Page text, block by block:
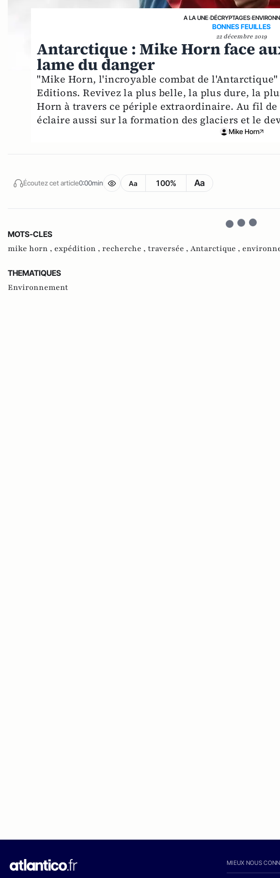
A LA UNE›DÉCRYPTAGES›
BONNES FEUILLES
22 décembre 2019
Antarctique : Mike Horn face
lame du danger
"Mike Horn, l'incroyable combat de l'Antarctique"
Editions. Revivez la plus belle, la plus dure, la
Horn à travers ce périple extraordinaire. Au fil de
éclaire aussi sur la formation des glaciers et le
Mike Horn
Écoutez cet article0:00min Aa 100% Aa
MOTS-CLES
mike horn , expédition , recherche , traversée , Antarctique ,
THEMATIQUES
Environnement
MIEUX NOUS